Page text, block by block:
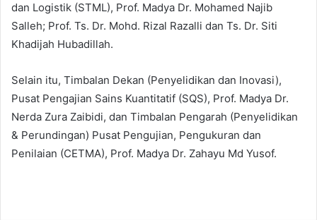
dan Logistik (STML), Prof. Madya Dr. Mohamed Najib
Salleh; Prof. Ts. Dr. Mohd. Rizal Razalli dan Ts. Dr. Siti
Khadijah Hubadillah.
Selain itu, Timbalan Dekan (Penyelidikan dan Inovasi),
Pusat Pengajian Sains Kuantitatif (SQS), Prof. Madya Dr.
Nerda Zura Zaibidi, dan Timbalan Pengarah (Penyelidikan
& Perundingan) Pusat Pengujian, Pengukuran dan
Penilaian (CETMA), Prof. Madya Dr. Zahayu Md Yusof.